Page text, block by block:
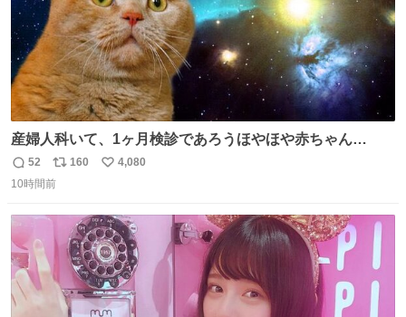
産婦人科いて、1ヶ月検診であろうほやほや赤ちゃん👩‍🍼
と推定2,3歳の女の子👧🏻をワンオペで連れてるママがいる
のだけども 女の子ずっとママの側から離れない…⁉️ 手を繋
たいにﾄﾃﾄﾃついてってるし逃走しないし脱走しないし逃げ
ないし走ら文字数
返
信
52
リ
ポ
数
160
い
数
4,080
10時間前